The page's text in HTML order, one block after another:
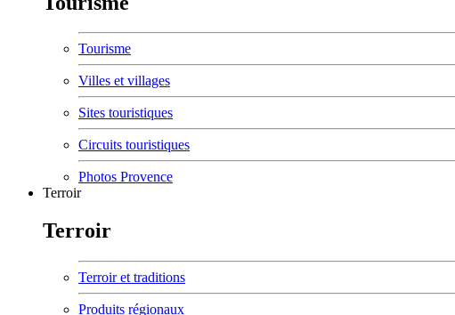
Tourisme
Villes et villages
Sites touristiques
Circuits touristiques
Photos Provence
Terroir
Terroir
Terroir et traditions
Produits régionaux